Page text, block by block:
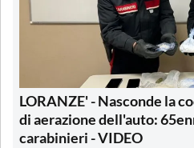
LORANZE' - Nasconde la
di aerazione dell'auto:
carabinieri - VIDEO